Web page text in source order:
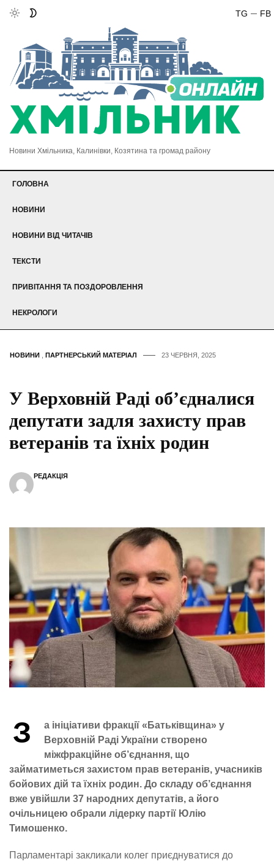
FB
TG
Новини Хмільника, Калинівки, Козятина та громад району
ГОЛОВНА
НОВИНИ
НОВИНИ ВІД ЧИТАЧІВ
ТЕКСТИ
ПРИВІТАННЯ ТА ПОЗДОРОВЛЕННЯ
НЕКРОЛОГИ
НОВИНИ ПАРТНЕРСЬКИЙ МАТЕРІАЛ 23 ЧЕРВНЯ, 2025
У Верховній Раді об’єдналися
депутати задля захисту прав
ветеранів та їхніх родин
РЕДАКЦІЯ
З
а ініціативи фракції «Батьківщина» у
Верховній Раді України створено
міжфракційне об’єднання, що
займатиметься захистом прав ветеранів, учасників
бойових дій та їхніх родин. До складу об’єднання
вже увійшли 37 народних депутатів, а його
очільницею обрали лідерку партії Юлію
Тимошенко.
Парламентарі закликали колег приєднуватися до